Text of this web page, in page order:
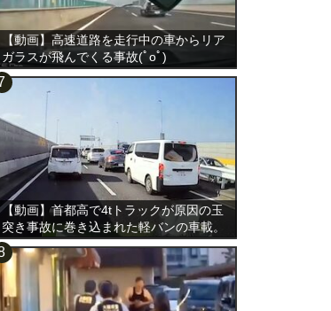
【動画】高速道路を走行中の車からリア
ガラスが飛んでくる事故(ﾟoﾟ)
【動画】首都高で4tトラックが原因の玉
突き事故に巻き込まれた軽バンの車載。